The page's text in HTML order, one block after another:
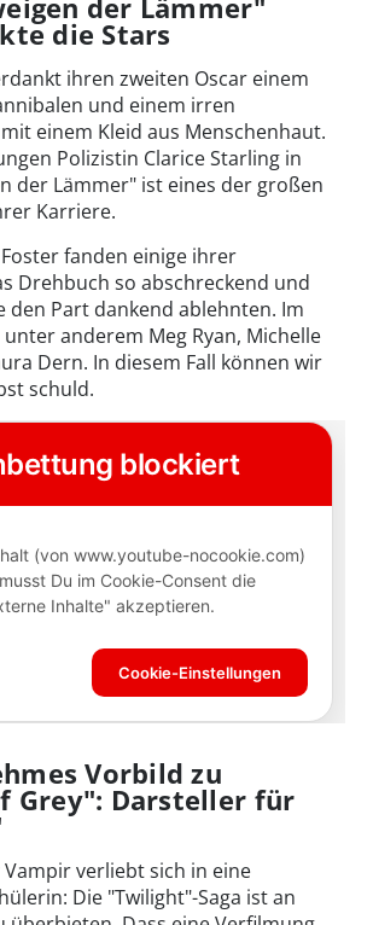
die Stars
ihren zweiten Oscar einem
und einem irren
einem Kleid aus Menschenhaut.
Polizistin Clarice Starling in
der Lämmer" ist eines der großen
Karriere.
fanden einige ihrer
Drehbuch so abschreckend und
den Part dankend ablehnten. Im
anderem Meg Ryan, Michelle
Dern. In diesem Fall können wir
schuld.
Vorbild zu
Grey": Darsteller für
verliebt sich in eine
Die "Twilight"-Saga ist an